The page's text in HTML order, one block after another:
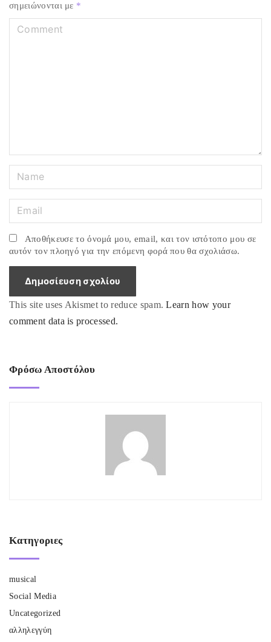
σημειώνονται με *
a
m
*
m
a
i
l
Αποθήκευσε το όνομά μου, email, και τον ιστότοπο μου σε
αυτόν τον πλοηγό για την επόμενη φορά που θα σχολιάσω.
This site uses Akismet to reduce spam.Learn how your
comment data is processed.
Φρόσω Αποστόλου
Κατηγοριες
musical
Social Media
Uncategorized
αλληλεγγύη